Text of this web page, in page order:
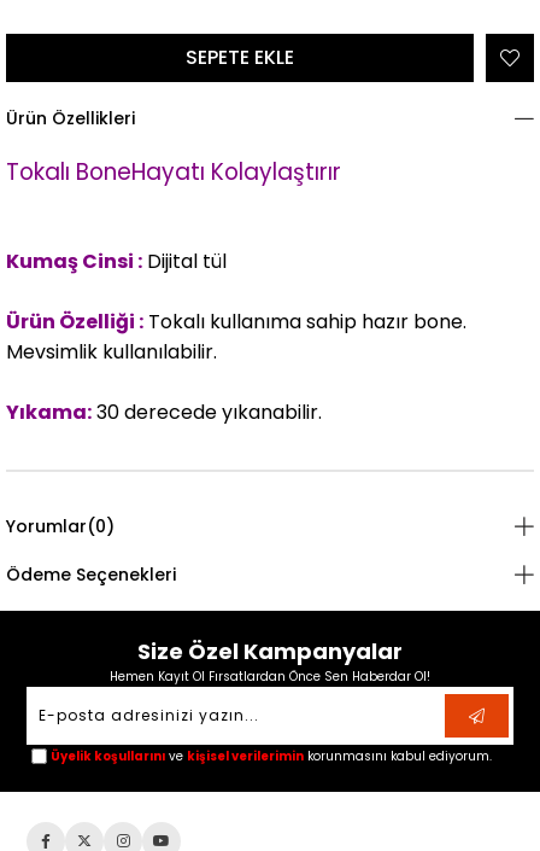
Ürün Özellikleri
Tokalı BoneHayatı Kolaylaştırır
Kumaş Cinsi : Dijital tül
Ürün Özelliği : Tokalı kullanıma sahip hazır bone.
Mevsimlik kullanılabilir.
Yıkama:30 derecede yıkanabilir.
Yorumlar(0)
Ödeme Seçenekleri
Size Özel Kampanyalar
Hemen Kayıt Ol Fırsatlardan Önce Sen Haberdar Ol!
Üyelik koşullarını ve kişisel verilerimin korunmasını kabul ediyorum.